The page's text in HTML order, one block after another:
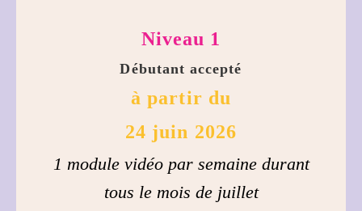
Niveau 1
Débutant accepté
à partir du
24 juin 2026
1 module vidéo par semaine durant
tous le mois de juillet